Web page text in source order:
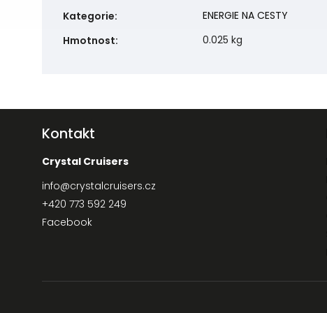
Kategorie:
ENERGIE NA CESTY
Hmotnost: 0.025 kg
Kontakt
Crystal Cruisers
info@crystalcruisers.cz
+420 773 592 249
Facebook